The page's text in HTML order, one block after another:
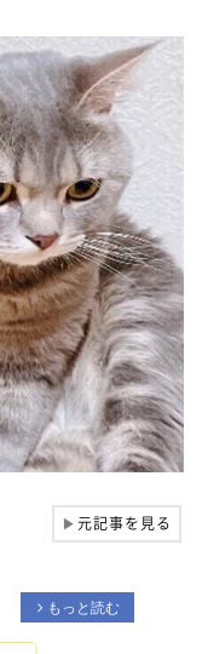
▶元記事を見る
arrow_forward_ios もっと読む